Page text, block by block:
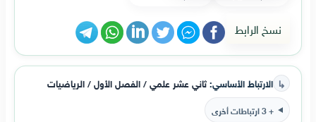
نسخ الرابط
↳ الارتباط الأساسي:ثاني عشر علمي / الفصل الأول / الرياضيات
+ 3 ارتباطات أخرى